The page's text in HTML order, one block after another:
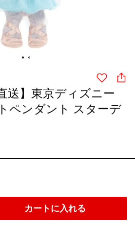
送】東京ディズニー
ペンダント スターデ
カートに入れる